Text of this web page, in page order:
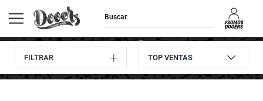
Envíos GRATIS
a domicilio
pedidos
Devoluciones
hasta 30 días
10% descuento
en tu primera compra
FILTRAR